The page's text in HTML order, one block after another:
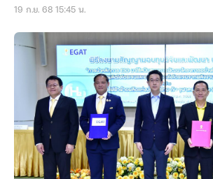
19 ก.ย. 68 15:45 น.